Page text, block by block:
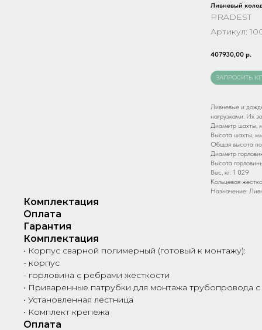
Ливневый
PRADEST
Артикул:
407930,00 р.
ЗАПРОСИТЬ
Ливневые и
нагрузками. Их
Диаметр шахты,
Высота шахты,
Общая высота
Диаметр
Высота
Вес, кг: 1 029
Кольцевая
Назначение:
Комплектация
Оплата
Гарантия
Комплектация
• Корпус сварной полимерный (готовый к монтажу):
- корпус
- горловина с ребрами жесткости
• Приваренные патрубки для монтажа трубопровода
• Установленная лестница
• Комплект крепежа
Оплата